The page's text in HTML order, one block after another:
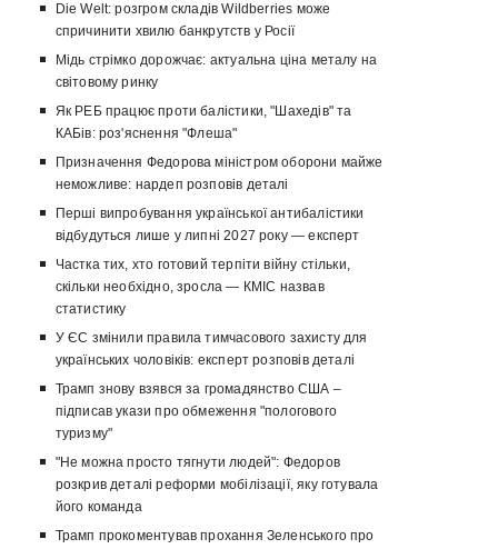
Die Welt: розгром складів Wildberries може
спричинити хвилю банкрутств у Росії
Мідь стрімко дорожчає: актуальна ціна металу на
світовому ринку
Як РЕБ працює проти балістики, "Шахедів" та
КАБів: роз'яснення "Флеша"
Призначення Федорова міністром оборони майже
неможливе: нардеп розповів деталі
Перші випробування української антибалістики
відбудуться лише у липні 2027 року — експерт
Частка тих, хто готовий терпіти війну стільки,
скільки необхідно, зросла — КМІС назвав
статистику
У ЄС змінили правила тимчасового захисту для
українських чоловіків: експерт розповів деталі
Трамп знову взявся за громадянство США –
підписав укази про обмеження "пологового
туризму"
"Не можна просто тягнути людей": Федоров
розкрив деталі реформи мобілізації, яку готувала
його команда
Трамп прокоментував прохання Зеленського про